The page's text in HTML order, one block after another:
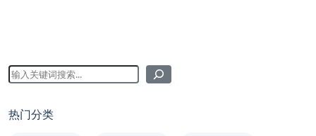
热门分类